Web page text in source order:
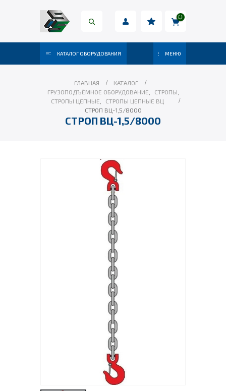
КАТАЛОГ ОБОРУДОВАНИЯ МЕНЮ
ГЛАВНАЯ
КАТАЛОГ
ГРУЗОПОДЪЁМНОЕ ОБОРУДОВАНИЕ
СТРОПЫ
СТРОПЫ ЦЕПНЫЕ
СТРОПЫ ЦЕПНЫЕ ВЦ
СТРОП ВЦ-1,5/8000
СТРОП ВЦ-1,5/8000